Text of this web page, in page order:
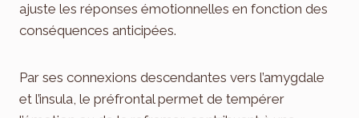
ajuste les réponses émotionnelles en fonction des
conséquences anticipées.
Par ses connexions descendantes vers l’amygdale
et l’insula, le préfrontal permet de tempérer